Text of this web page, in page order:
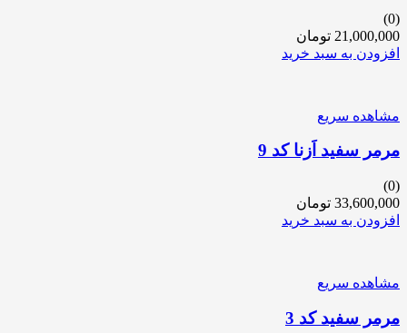
(0)
21,000,000 تومان
افزودن به سبد خرید
مشاهده سریع
مرمر سفید اَزنا کد 9
(0)
33,600,000 تومان
افزودن به سبد خرید
مشاهده سریع
مرمر سفید کد 3